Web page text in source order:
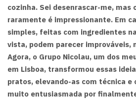
cozinha. Sei desenrascar-me, mas
raramente é impressionante. Em
simples, feitas com ingredientes
vista, podem parecer improváveis,
Agora, o Grupo Nicolau, um dos
em Lisboa, transformou essas
pratos, elevando-as com técnica e
muito entusiasmada por